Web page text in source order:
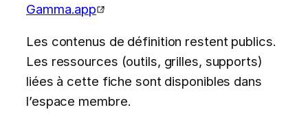
Gamma.app
Les contenus de définition restent publics.
Les ressources (outils, grilles, supports)
liées à cette fiche sont disponibles dans
l’espace membre.